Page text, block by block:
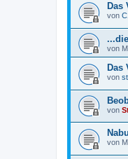
Das
von
von
Das
von
von
von